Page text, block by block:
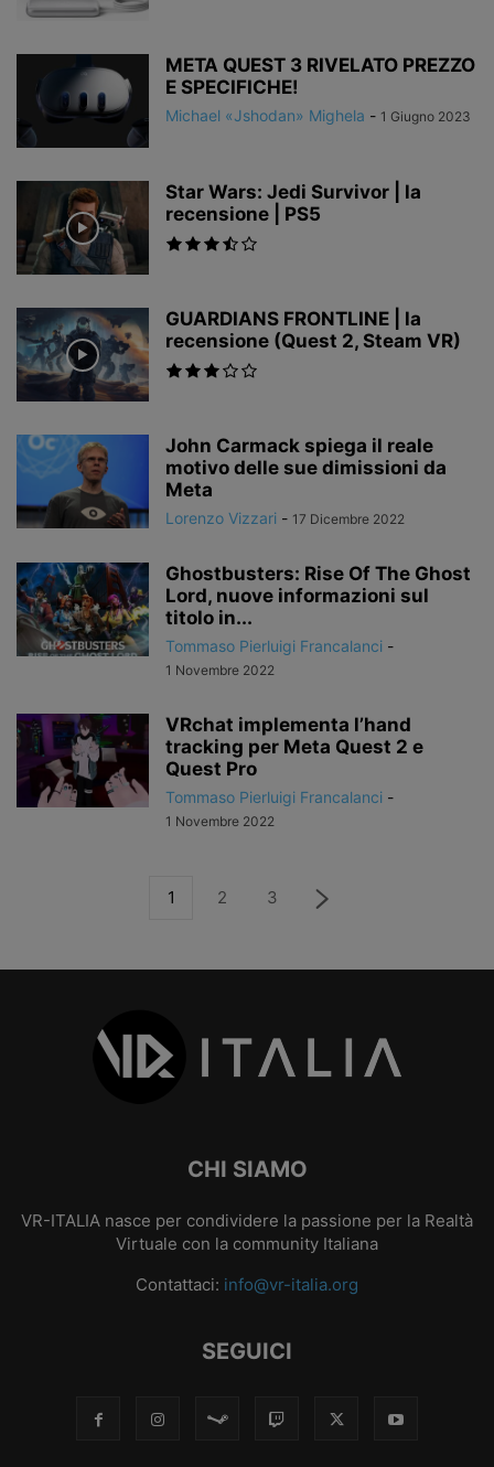
META QUEST 3 RIVELATO PREZZO
E SPECIFICHE!
Michael «Jshodan» Mighela - 1 Giugno 2023
Star Wars: Jedi Survivor | la
recensione | PS5
GUARDIANS FRONTLINE | la
recensione (Quest 2, Steam VR)
John Carmack spiega il reale
motivo delle sue dimissioni da
Meta
Lorenzo Vizzari - 17 Dicembre 2022
Ghostbusters: Rise Of The Ghost
Lord, nuove informazioni sul
titolo in...
Tommaso Pierluigi Francalanci -
1 Novembre 2022
VRchat implementa l’hand
tracking per Meta Quest 2 e
Quest Pro
Tommaso Pierluigi Francalanci -
1 Novembre 2022
1 2 3
CHI SIAMO
VR-ITALIA nasce per condividere la passione per la Realtà
Virtuale con la community Italiana
Contattaci: info@vr-italia.org
SEGUICI